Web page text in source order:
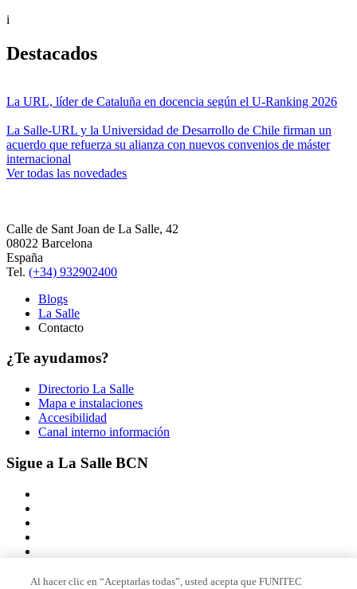
i
Destacados
La URL, líder de Cataluña en docencia según el U-Ranking 2026
La Salle-URL y la Universidad de Desarrollo de Chile firman un
acuerdo que refuerza su alianza con nuevos convenios de máster
internacional
Ver todas las novedades
Calle de Sant Joan de La Salle, 42
08022 Barcelona
España
Tel. (+34) 932902400
Blogs
La Salle
Contacto
¿Te ayudamos?
Directorio La Salle
Mapa e instalaciones
Accesibilidad
Canal interno información
Sigue a La Salle BCN
Al hacer clic en “Aceptarlas todas”, usted acepta que FUNITEC